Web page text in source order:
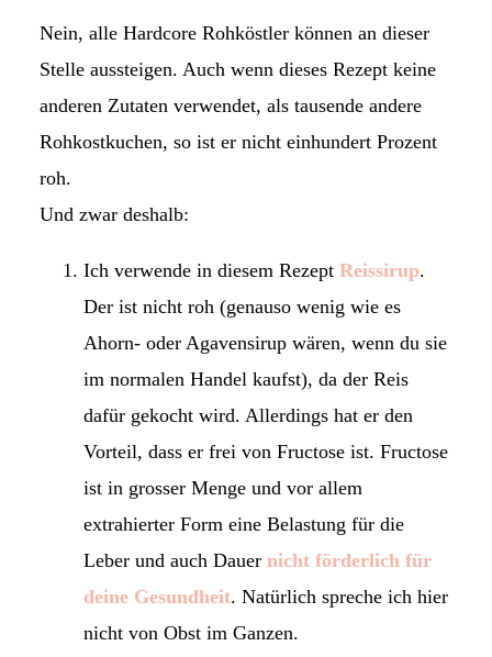
Nein, alle Hardcore Rohköstler können an dieser
Stelle aussteigen. Auch wenn dieses Rezept keine
anderen Zutaten verwendet, als tausende andere
Rohkostkuchen, so ist er nicht einhundert Prozent
roh.
Und zwar deshalb:
Ich verwende in diesem Rezept Reissirup.
Der ist nicht roh (genauso wenig wie es
Ahorn- oder Agavensirup wären, wenn du sie
im normalen Handel kaufst), da der Reis
dafür gekocht wird. Allerdings hat er den
Vorteil, dass er frei von Fructose ist. Fructose
ist in grosser Menge und vor allem
extrahierter Form eine Belastung für die
Leber und auch Dauer nicht förderlich für
deine Gesundheit. Natürlich spreche ich hier
nicht von Obst im Ganzen.